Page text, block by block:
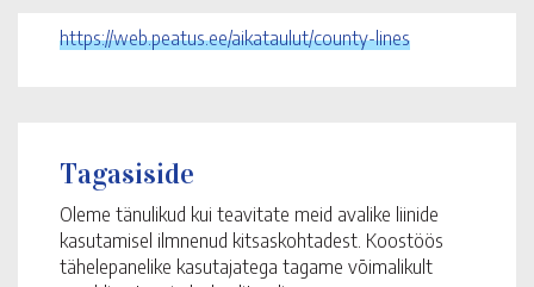
https://web.peatus.ee/aikataulut/county-lines
Tagasiside
Oleme tänulikud kui teavitate meid avalike liinide
kasutamisel ilmnenud kitsaskohtadest. Koostöös
tähelepanelike kasutajatega tagame võimalikult